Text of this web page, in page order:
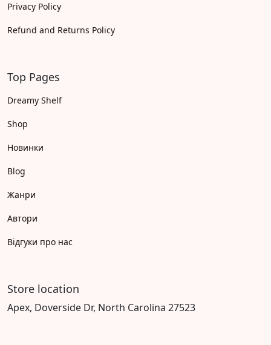
Privacy Policy
Refund and Returns Policy
Top Pages
Dreamy Shelf
Shop
Новинки
Blog
Жанри
Автори
Відгуки про нас
Store location
Apex, Doverside Dr, North Carolina 27523